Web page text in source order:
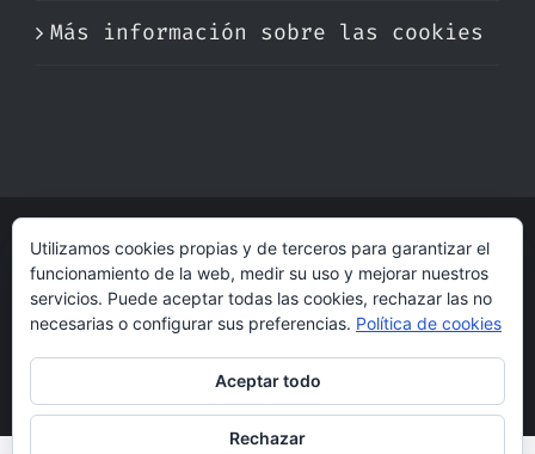
Más información sobre las cookies
© Copyright 2017 -2026 | Perfumare
| Derechos Reservados | Hecho con cariño
pordogleg
Utilizamos cookies propias y de terceros para garantizar el
funcionamiento de la web, medir su uso y mejorar nuestros
servicios. Puede aceptar todas las cookies, rechazar las no
necesarias o configurar sus preferencias. Política de cookies
Aceptar todo
Rechazar